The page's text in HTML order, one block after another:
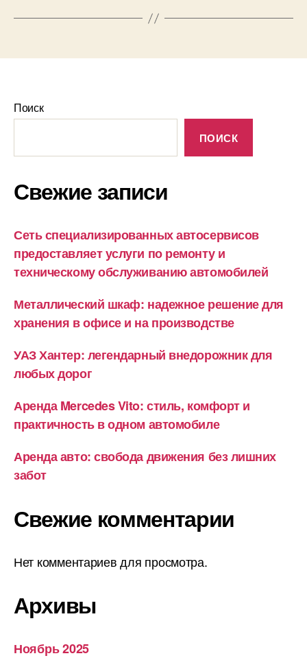
Поиск
ПОИСК
Свежие записи
Сеть специализированных автосервисов
предоставляет услуги по ремонту и
техническому обслуживанию автомобилей
Металлический шкаф: надежное решение для
хранения в офисе и на производстве
УАЗ Хантер: легендарный внедорожник для
любых дорог
Аренда Mercedes Vito: стиль, комфорт и
практичность в одном автомобиле
Аренда авто: свобода движения без лишних
забот
Свежие комментарии
Нет комментариев для просмотра.
Архивы
Ноябрь 2025